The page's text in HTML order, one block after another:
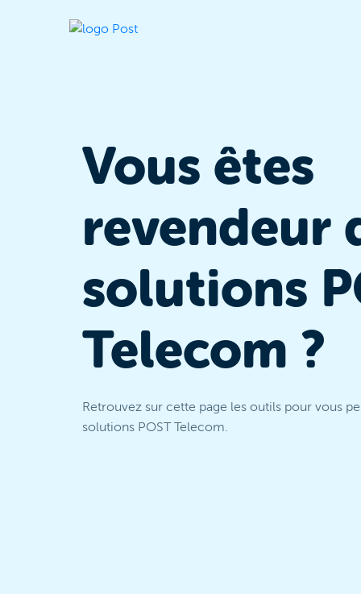
Vous êtes
revendeur
solutions
Telecom ?
Retrouvez sur cette page les outils pour vous
solutions POST Telecom.